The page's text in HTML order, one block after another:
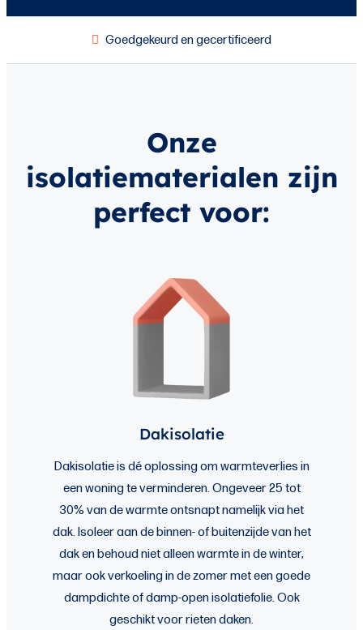
Goedgekeurd en gecertificeerd
Onze
isolatiematerialen zijn
perfect voor:
Dakisolatie
Dakisolatie is dé oplossing om warmteverlies in
een woning te verminderen. Ongeveer 25 tot
30% van de warmte ontsnapt namelijk via het
dak. Isoleer aan de binnen- of buitenzijde van het
dak en behoud niet alleen warmte in de winter,
maar ook verkoeling in de zomer met een goede
dampdichte of damp-open isolatiefolie. Ook
geschikt voor rieten daken.